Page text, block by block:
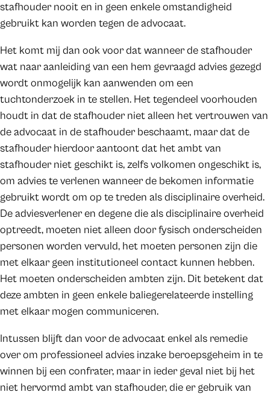
stafhouder nooit en in geen enkele omstandigheid
gebruikt kan worden tegen de advocaat.
Het komt mij dan ook voor dat wanneer de stafhouder
wat naar aanleiding van een hem gevraagd advies gezegd
wordt onmogelijk kan aanwenden om een
tuchtonderzoek in te stellen. Het tegendeel voorhouden
houdt in dat de stafhouder niet alleen het vertrouwen van
de advocaat in de stafhouder beschaamt, maar dat de
stafhouder hierdoor aantoont dat het ambt van
stafhouder niet geschikt is, zelfs volkomen ongeschikt is,
om advies te verlenen wanneer de bekomen informatie
gebruikt wordt om op te treden als disciplinaire overheid.
De adviesverlener en degene die als disciplinaire overheid
optreedt, moeten niet alleen door fysisch onderscheiden
personen worden vervuld, het moeten personen zijn die
met elkaar geen institutioneel contact kunnen hebben.
Het moeten onderscheiden ambten zijn. Dit betekent dat
deze ambten in geen enkele baliegerelateerde instelling
met elkaar mogen communiceren.
Intussen blijft dan voor de advocaat enkel als remedie
over om professioneel advies inzake beroepsgeheim in te
winnen bij een confrater, maar in ieder geval niet bij het
niet hervormd ambt van stafhouder, die er gebruik van